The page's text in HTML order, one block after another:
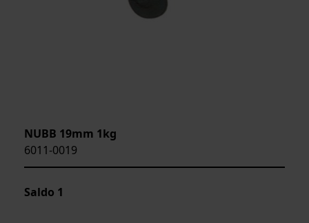
NUBB 19mm 1kg
6011-0019
Saldo 1